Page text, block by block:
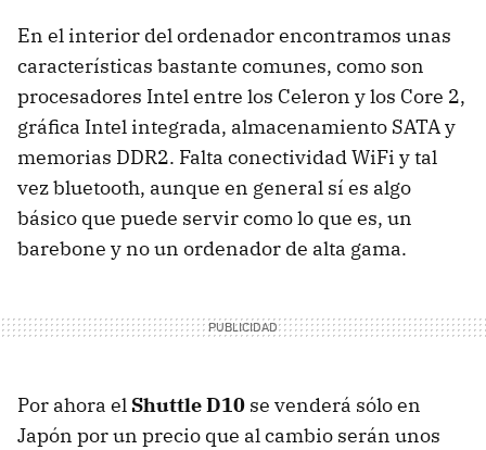
En el interior del ordenador encontramos unas
características bastante comunes, como son
procesadores Intel entre los Celeron y los Core 2,
gráfica Intel integrada, almacenamiento SATAy
memorias DDR2. Falta conectividad WiFi y tal
vez bluetooth, aunque en general sí es algo
básico que puede servir como lo que es, un
barebone y no un ordenador de alta gama.
Por ahora el Shuttle D10 se venderá sólo en
Japón por un precio que al cambio serán unos